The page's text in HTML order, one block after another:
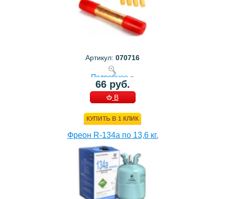
Артикул: 070716
Подробнее »
66 руб.
В
КУПИТЬ В 1 КЛИК
Фреон R-134a по 13,6 кг.